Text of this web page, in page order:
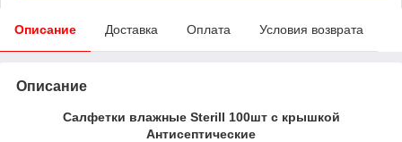
Описание Доставка Оплата Условия возврата
Описание
Салфетки влажные Sterill 100шт с крышкой
Антисептические